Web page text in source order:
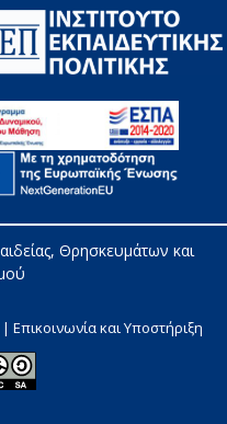
Θρησκευμάτων και
Επικοινωνία και Υποστήριξη